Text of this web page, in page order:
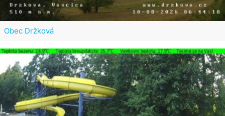
Obec Držková